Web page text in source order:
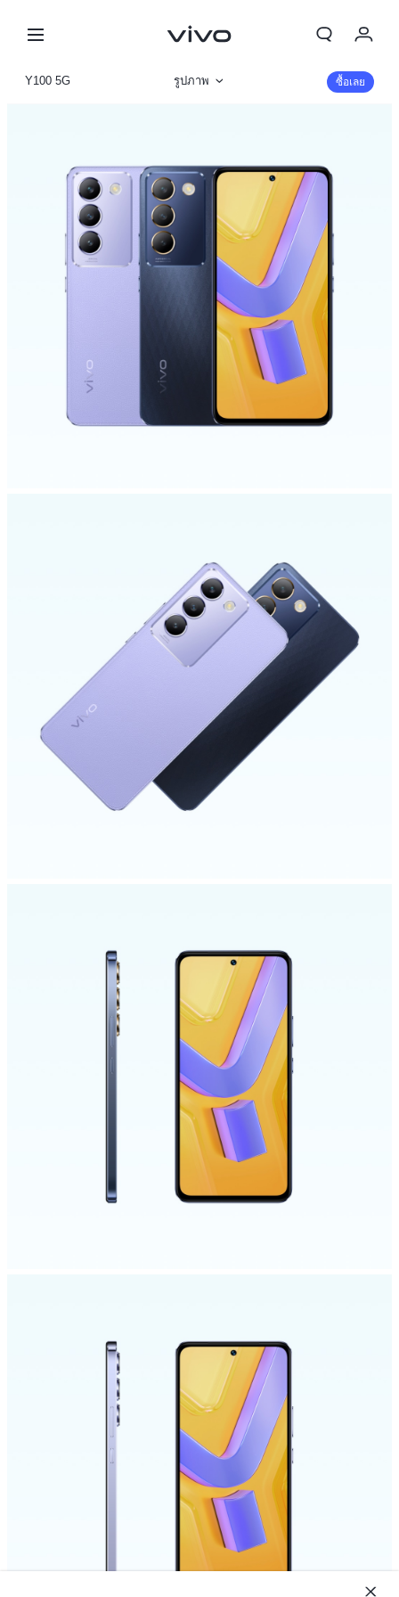
Y100 5G รูปภาพ
รายละเอียดจำเพาะ
ซื้อเลย